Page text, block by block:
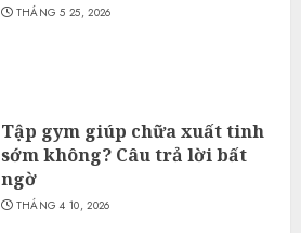
THÁNG 5 25, 2026
Tập gym giúp chữa xuất tinh
sớm không? Câu trả lời bất
ngờ
THÁNG 4 10, 2026